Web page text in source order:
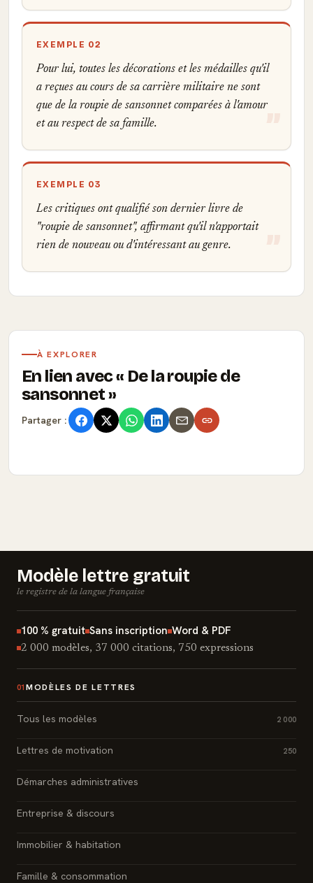
EXEMPLE 02
Pour lui, toutes les décorations et les médailles qu'il
a reçues au cours de sa carrière militaire ne sont
que de la roupie de sansonnet comparées à l'amour
et au respect de sa famille.
EXEMPLE 03
Les critiques ont qualifié son dernier livre de
"roupie de sansonnet", affirmant qu'il n'apportait
rien de nouveau ou d'intéressant au genre.
À EXPLORER
En lien avec
De la roupie de
sansonnet
Partager :
Modèle lettre gratuit
le registre de la langue française
100 % gratuit Sans inscription Word & PDF
2 000 modèles, 37 000 citations, 750 expressions
01 MODÈLES DE LETTRES
Tous les modèles 2 000
Lettres de motivation 250
Démarches administratives
Entreprise & discours
Immobilier & habitation
Famille & consommation